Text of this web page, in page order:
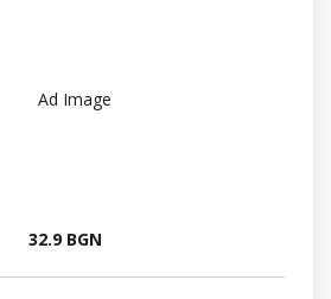
32.9 BGN